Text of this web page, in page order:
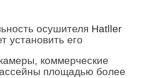
осушителя Hatller
установить его
коммерческие
площадью более